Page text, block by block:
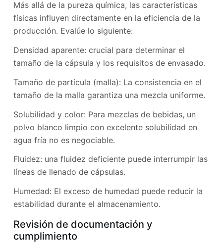
Más allá de la pureza química, las características
físicas influyen directamente en la eficiencia de la
producción. Evalúe lo siguiente:
Densidad aparente: crucial para determinar el
tamaño de la cápsula y los requisitos de envasado.
Tamaño de partícula (malla): La consistencia en el
tamaño de la malla garantiza una mezcla uniforme.
Solubilidad y color: Para mezclas de bebidas, un
polvo blanco limpio con excelente solubilidad en
agua fría no es negociable.
Fluidez: una fluidez deficiente puede interrumpir las
líneas de llenado de cápsulas.
Humedad: El exceso de humedad puede reducir la
estabilidad durante el almacenamiento.
Revisión de documentación y
cumplimiento